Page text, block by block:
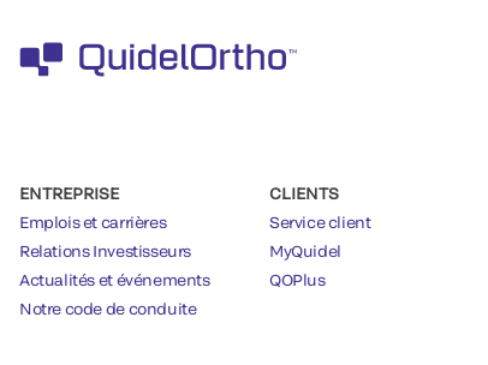
ENTREPRISE
Emplois et carrières
Relations Investisseurs
Actualités et événements
Notre code de conduite
CLIENTS
Service client
MyQuidel
QOPlus